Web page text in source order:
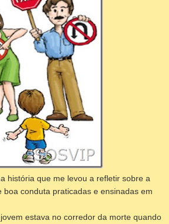
história que me levou a refletir sobre a
boa conduta praticadas e ensinadas em
estava no corredor da morte quando